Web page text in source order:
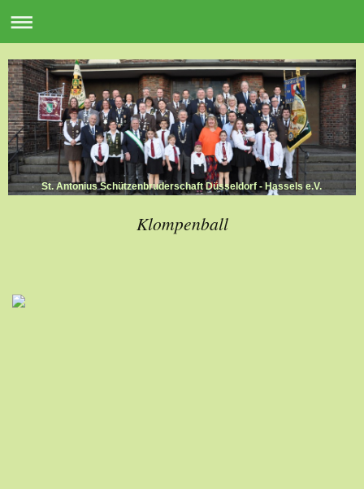
St. Antonius Schützenbruderschaft Düsseldorf - Hassels e.V.
Klompenball